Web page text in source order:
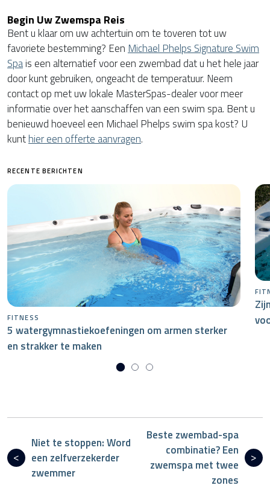
Begin Uw Zwemspa Reis
Bent u klaar om uw achtertuin om te toveren tot uw
favoriete bestemming? Een Michael Phelps Signature Swim
Spais een alternatief voor een zwembad dat u het hele jaar
door kunt gebruiken, ongeacht de temperatuur. Neem
contact op met uw lokale MasterSpas-dealer voor meer
informatie over het aanschaffen van een swim spa. Bent u
benieuwd hoeveel een Michael Phelps swim spa kost? U
kunthier een offerte aanvragen.
RECENTE BERICHTEN
FITNESS
5 watergymnastiekoefeningen om armen sterker
en strakker te maken
Niet te stoppen: Word
een zelfverzekerder
zwemmer
Beste zwembad-spa
combinatie? Een
zwemspa met twee
zones